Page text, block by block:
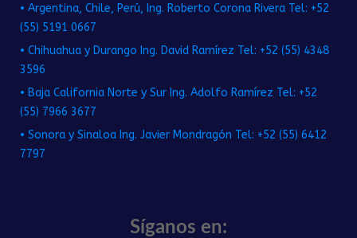
• Argentina, Chile, Perú, Ing. Roberto Corona Rivera Tel: +52
(55) 5191 0667
• Chihuahua y Durango Ing. David Ramírez Tel: +52 (55) 4348
3596
• Baja California Norte y Sur Ing. Adolfo Ramírez Tel: +52
(55) 7966 3677
• Sonora y Sinaloa Ing. Javier Mondragón Tel: +52 (55) 6412
7797
Síganos en: